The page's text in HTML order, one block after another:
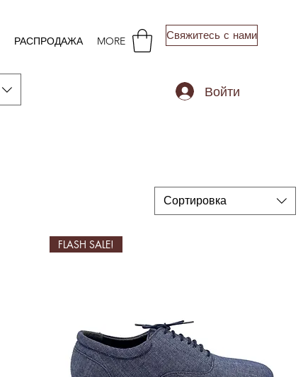
Свяжитесь с нами
Войти
РАСПРОДАЖА MORE
Сортировка
FLASH SALE!